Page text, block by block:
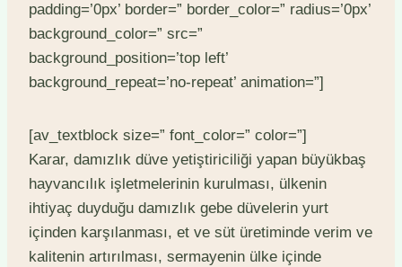
padding=’0px’ border=” border_color=” radius=’0px’
background_color=” src=”
background_position=’top left’
background_repeat=’no-repeat’ animation=”]
[av_textblock size=” font_color=” color=”]
Karar, damızlık düve yetiştiriciliği yapan büyükbaş
hayvancılık işletmelerinin kurulması, ülkenin
ihtiyaç duyduğu damızlık gebe düvelerin yurt
içinden karşılanması, et ve süt üretiminde verim ve
kalitenin artırılması, sermayenin ülke içinde